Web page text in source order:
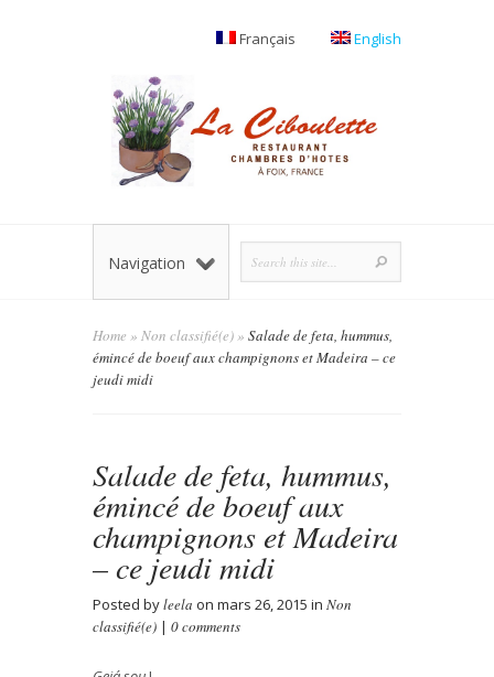
Français English
Navigation
Home » Non classifié(e)» Salade de feta, hummus,
émincé de boeuf aux champignons et Madeira – ce
jeudi midi
Salade de feta, hummus,
émincé de boeuf aux
champignons et Madeira
– ce jeudi midi
Posted byleela on mars 26, 2015 in Non
classifié(e) | 0 comments